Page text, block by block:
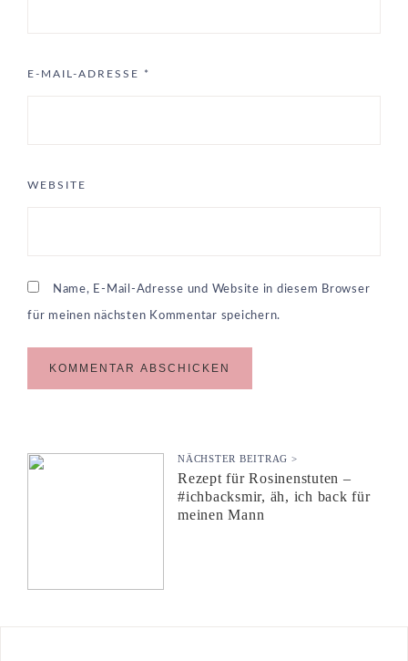
E-MAIL-ADRESSE *
WEBSITE
Name, E-Mail-Adresse und Website in diesem Browser
für meinen nächsten Kommentar speichern.
NÄCHSTER BEITRAG >
Rezept für Rosinenstuten –
#ichbacksmir, äh, ich back für
meinen Mann